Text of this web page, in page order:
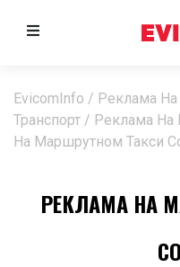
EvicomInfo / Реклама На
Транспорт / Реклама На
На Маршрутном Такси
РЕКЛАМА НА